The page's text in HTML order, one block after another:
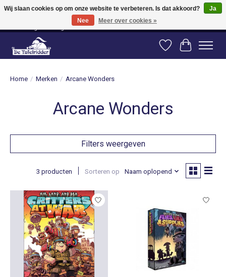
Vanaf 80 euro gratis verzending binnen Nederland! Vanaf 100 euro gratis
verzending naar België en Duitsland!
Verlanglijst
Home / Merken / Arcane Wonders
Arcane Wonders
Filters weergeven
3 producten Sorteren op Naam oplopend
Wij slaan cookies op om onze website te verbeteren. Is dat akkoord?
Ja
Nee
Meer over cookies »